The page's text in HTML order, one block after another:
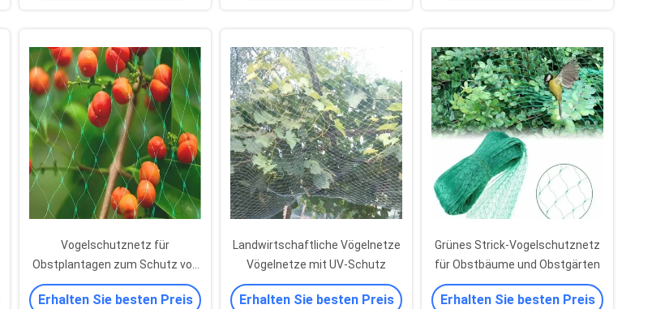
Vogelschutznetz für
Obstplantagen zum Schutz von
Blaubeeren und Trauben
Erhalten Sie besten Preis
Landwirtschaftliche Vögelnetze
Vögelnetze mit UV-Schutz
Erhalten Sie besten Preis
Grünes Strick-Vogelschutznetz
für Obstbäume und Obstgärten
Erhalten Sie besten Preis